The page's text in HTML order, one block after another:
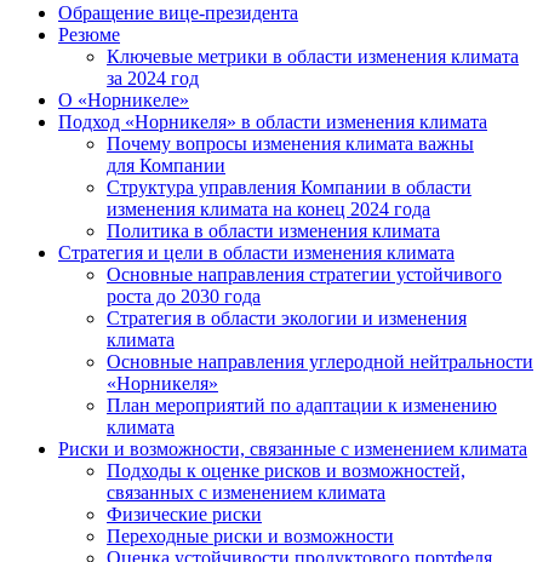
Обращение вице-президента
Резюме
Ключевые метрики в области изменения климата
за 2024 год
О «Норникеле»
Подход «Норникеля» в области изменения климата
Почему вопросы изменения климата важны
для Компании
Структура управления Компании в области
изменения климата на конец 2024 года
Политика в области изменения климата
Стратегия и цели в области изменения климата
Основные направления стратегии устойчивого
роста до 2030 года
Стратегия в области экологии и изменения
климата
Основные направления углеродной нейтральности
«Норникеля»
План мероприятий по адаптации к изменению
климата
Риски и возможности, связанные с изменением климата
Подходы к оценке рисков и возможностей,
связанных с изменением климата
Физические риски
Переходные риски и возможности
Оценка устойчивости продуктового портфеля